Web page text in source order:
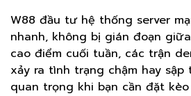
W88 đầu tư hệ thống server
nhanh, không bị gián đoạn
cao điểm cuối tuần, các trận
xảy ra tình trạng chậm hay
quan trọng khi bạn cần đặt